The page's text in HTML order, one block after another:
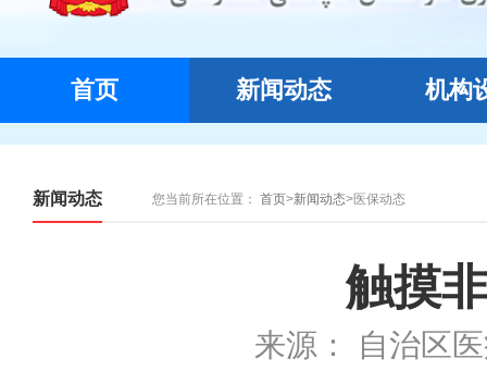
首页 新闻动态 机构
新闻动态 您当前所在位置： 首页>新闻动态>医保动态
触摸
来源： 自治区